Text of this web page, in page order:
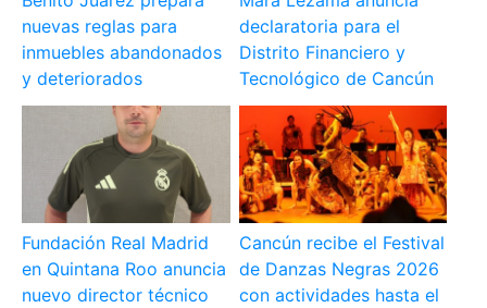
nuevas reglas para
inmuebles abandonados
y deteriorados
declaratoria para el
Distrito Financiero y
Tecnológico de Cancún
Fundación Real Madrid
en Quintana Roo anuncia
nuevo director técnico
Cancún recibe el Festival
de Danzas Negras 2026
con actividades hasta el